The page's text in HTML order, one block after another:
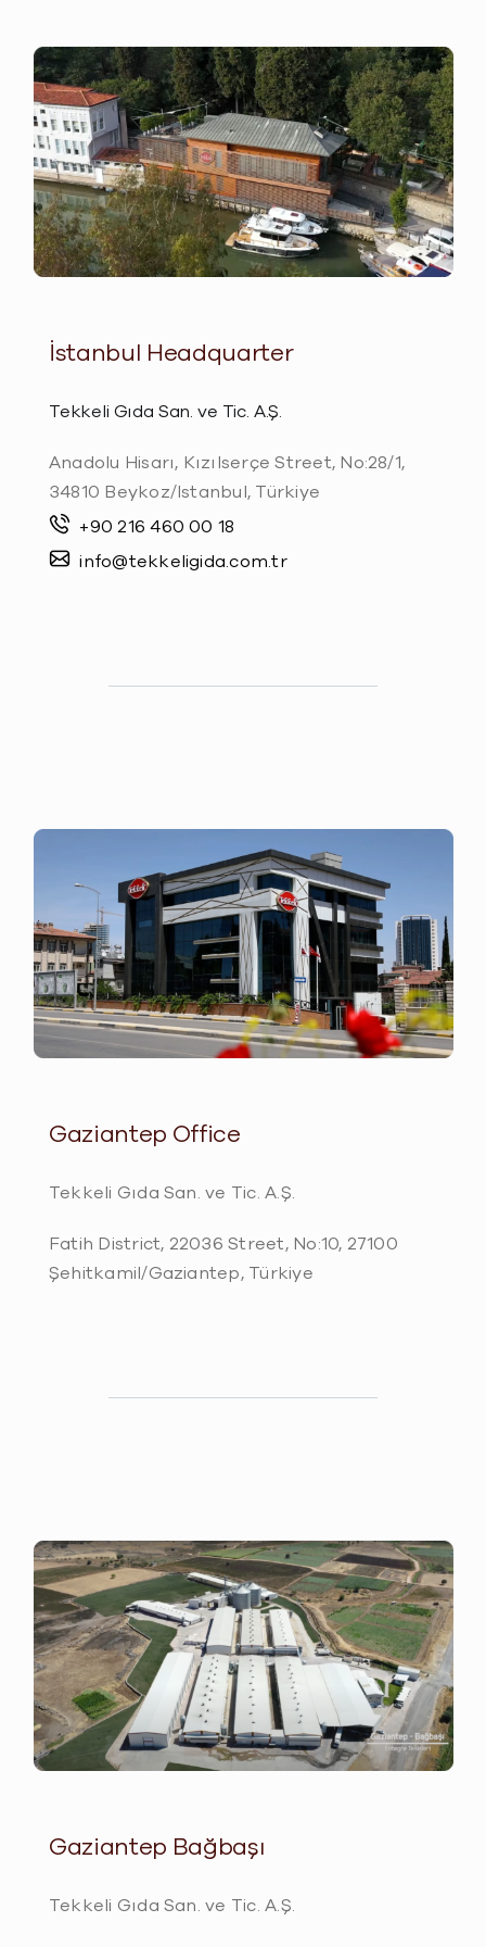
İstanbul Headquarter
Tekkeli Gıda San. ve Tic. A.Ş.
Anadolu Hisarı, Kızılserçe Street, No:28/1,
34810 Beykoz/Istanbul, Türkiye
+90 216 460 00 18
info@tekkeligida.com.tr
Gaziantep Office
Tekkeli Gıda San. ve Tic. A.Ş.
Fatih District, 22036 Street, No:10, 27100
Şehitkamil/Gaziantep, Türkiye
Gaziantep Bağbaşı
Tekkeli Gıda San. ve Tic. A.Ş.